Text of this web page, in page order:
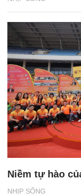
NHỊP SỐNG
Niềm tự hào